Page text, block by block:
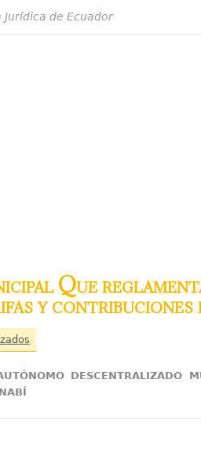
Jurídica de Ecuador
Que
y contribuciones
DESCENTRALIZADO